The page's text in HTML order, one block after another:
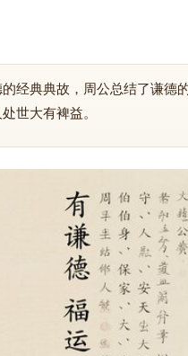
经典典故，周公总结了谦德
世大有裨益。